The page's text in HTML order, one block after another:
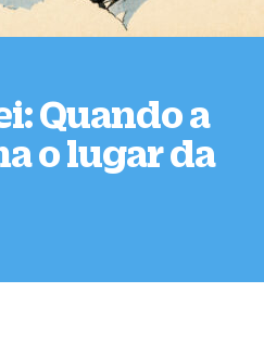
Quando a
o lugar da